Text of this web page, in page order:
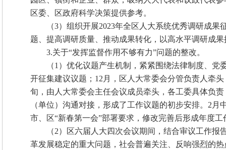
区委、区政府科学决策提供参考。
（3）组织开展2023年全区人大系统优秀调研成
题、提高调研质量、推动成果转化，以高水平调研成
3.关于“发挥监督作用不够有力”问题的整改。
（1）优化议题产生机制，紧紧围绕法律制度、
开征集建议议题；12月，区人大常委会分管负责人牵
旬，由人大常委会主任会议成员牵头，各工委具体负
（单位）沟通对接，形成了工作议题的初步安排。2
市、区“新春第一会”部署要求，修改完善后形成年度
（2）区六届人大四次会议期间，结合审议工作
革发展稳定的重大问题，社会普遍关注、反响强烈的